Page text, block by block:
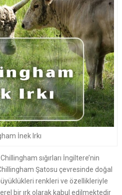
İnek Irkı
sığırları İngiltere’nin
Şatosu çevresinde doğal
renkleri ve özellikleriyle
bir ırk olarak kabul edilmektedir